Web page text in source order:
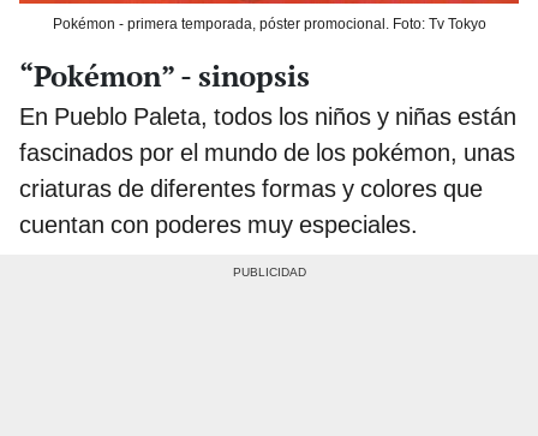
Pokémon - primera temporada, póster promocional. Foto: Tv Tokyo
“Pokémon” - sinopsis
En Pueblo Paleta, todos los niños y niñas están
fascinados por el mundo de los pokémon, unas
criaturas de diferentes formas y colores que
cuentan con poderes muy especiales.